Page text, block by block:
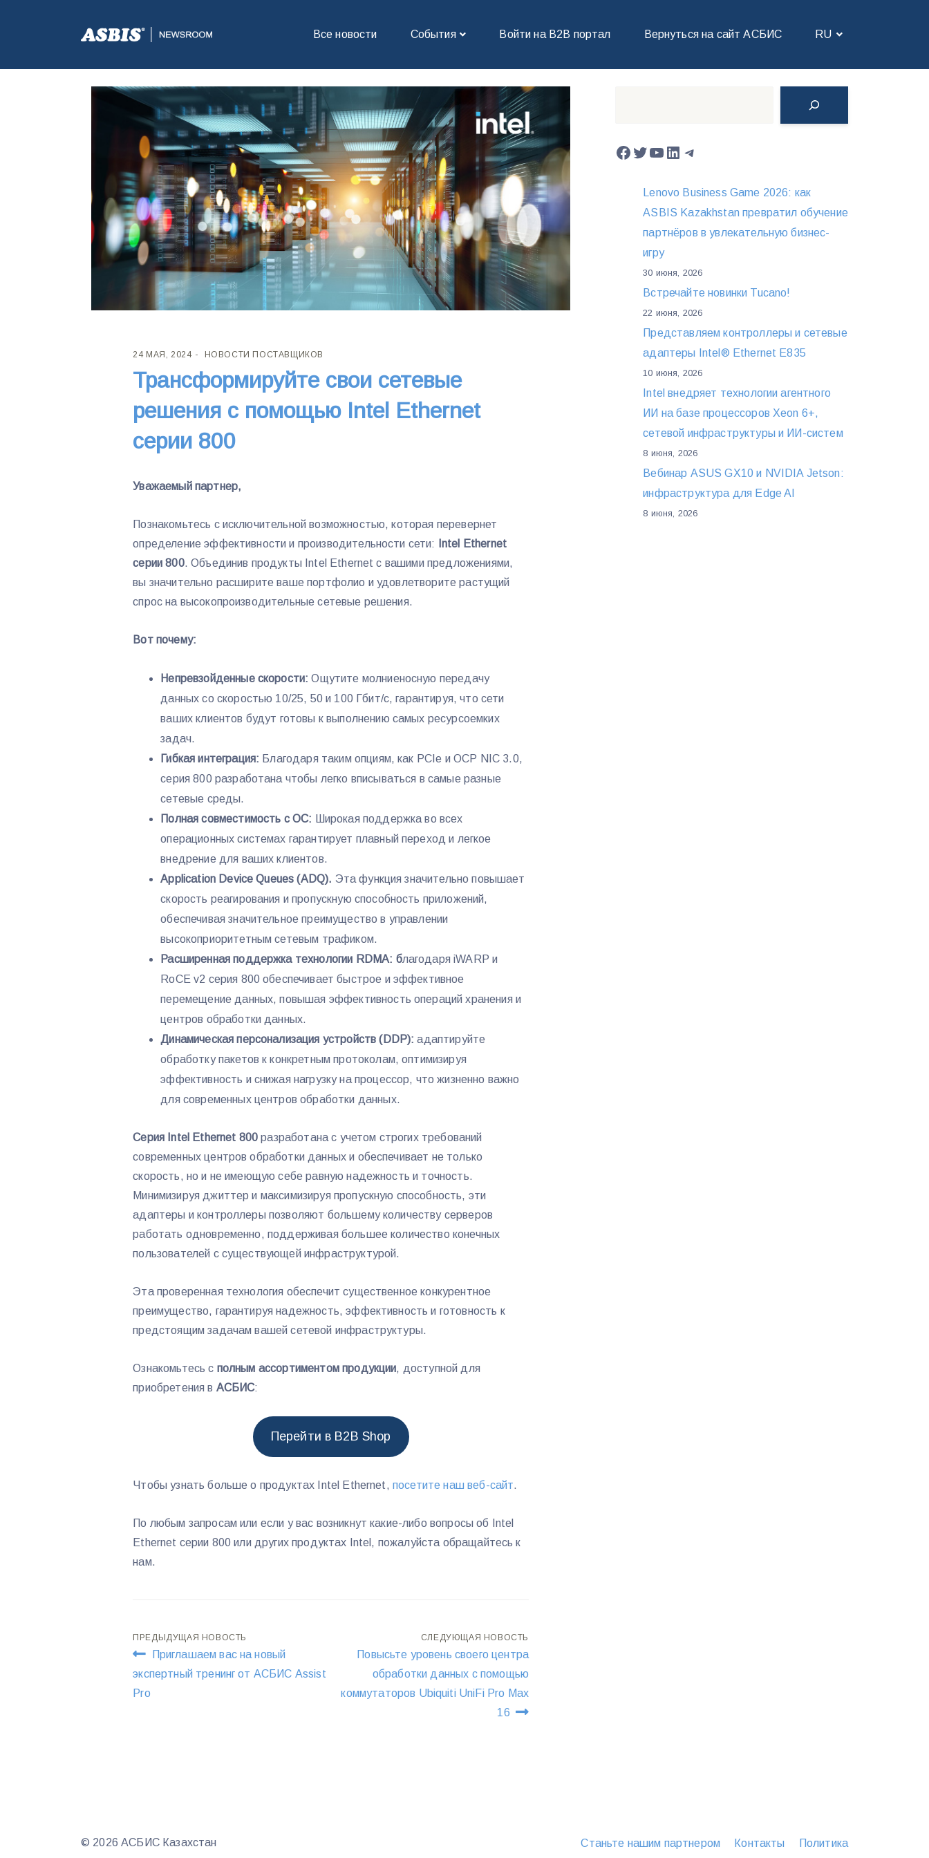
Все новости События Войти на В2В портал Вернуться на сайт АСБИС RU
24 МАЯ, 2024 НОВОСТИ ПОСТАВЩИКОВ
Трансформируйте свои сетевые
решения с помощью Intel Ethernet
серии 800
Уважаемый партнер,
Познакомьтесь с исключительной возможностью, которая перевернет
определение эффективности и производительности сети: Intel Ethernet
серии 800. Объединив продукты Intel Ethernet с вашими предложениями,
вы значительно расширите ваше портфолио и удовлетворите растущий
спрос на высокопроизводительные сетевые решения.
Вот почему:
Непревзойденные скорости: Ощутите молниеносную передачу
данных со скоростью 10/25, 50 и 100 Гбит/с, гарантируя, что сети
ваших клиентов будут готовы к выполнению самых ресурсоемких
задач.
Гибкая интеграция: Благодаря таким опциям, как PCIe и OCP NIC 3.0,
серия 800 разработана чтобы легко вписываться в самые разные
сетевые среды.
Полная совместимость с ОС:
Широкая поддержка во всех
операционных системах гарантирует плавный переход и легкое
внедрение для ваших клиентов.
Application Device Queues (ADQ). Эта функция значительно повышает
скорость реагирования и пропускную способность приложений,
обеспечивая значительное преимущество в управлении
высокоприоритетным сетевым трафиком.
Расширенная поддержка технологии RDMA: благодаря iWARP и
RoCE v2 серия 800 обеспечивает быстрое и эффективное
перемещение данных, повышая эффективность операций хранения и
центров обработки данных.
Динамическая персонализация устройств (DDP): адаптируйте
обработку пакетов к конкретным протоколам, оптимизируя
эффективность и снижая нагрузку на процессор, что жизненно важно
для современных центров обработки данных.
Серия Intel Ethernet 800разработана с учетом строгих требований
современных центров обработки данных и обеспечивает не только
скорость, но и не имеющую себе равную надежность и точность.
Минимизируя джиттер и максимизируя пропускную способность, эти
адаптеры и контроллеры позволяют большему количеству серверов
работать одновременно, поддерживая большее количество конечных
пользователей с существующей инфраструктурой.
Эта проверенная технология обеспечит существенное конкурентное
преимущество, гарантируя надежность, эффективность и готовность к
предстоящим задачам вашей сетевой инфраструктуры.
Ознакомьтесь с полным ассортиментом продукции, доступной для
приобретения в АСБИС:
Перейти в B2B Shop
Чтобы узнать больше о продуктах Intel Ethernet, посетите наш веб-сайт.
По любым запросам или если у вас возникнут какие-либо вопросы об Intel
Ethernet серии 800 или других продуктах Intel, пожалуйста обращайтесь к
нам.
Навигация
по
записям
ПРЕДЫДУЩАЯ НОВОСТЬ
Приглашаем вас на новый
экспертный тренинг от АСБИС Assist
Pro
СЛЕДУЮЩАЯ НОВОСТЬ
Повысьте уровень своего центра
обработки данных с помощью
коммутаторов Ubiquiti UniFi Pro Max
16
Facebook
Twitter
YouTube
LinkedIn
Telegram
Lenovo Business Game 2026: как
ASBIS Kazakhstan превратил обучение
партнёров в увлекательную бизнес-
игру
30 июня, 2026
Встречайте новинки Tucano!
22 июня, 2026
Представляем контроллеры и сетевые
адаптеры Intel® Ethernet E835
10 июня, 2026
Intel внедряет технологии агентного
ИИ на базе процессоров Xeon 6+,
сетевой инфраструктуры и ИИ-систем
8 июня, 2026
Вебинар ASUS GX10 и NVIDIA Jetson:
инфраструктура для Edge AI
8 июня, 2026
© 2026 АСБИС Казахстан Станьте нашим партнером Контакты
Политика